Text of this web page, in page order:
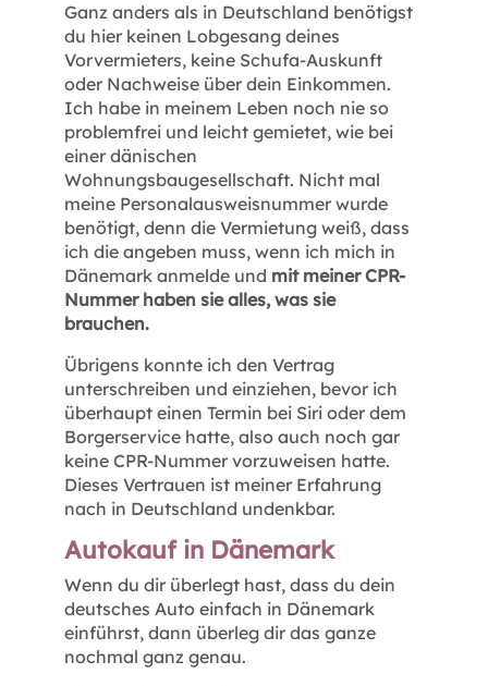
Ganz anders als in Deutschland benötigst
du hier keinen Lobgesang deines
Vorvermieters, keine Schufa-Auskunft
oder Nachweise über dein Einkommen.
Ich habe in meinem Leben noch nie so
problemfrei und leicht gemietet, wie bei
einer dänischen
Wohnungsbaugesellschaft. Nicht mal
meine Personalausweisnummer wurde
benötigt, denn die Vermietung weiß, dass
ich die angeben muss, wenn ich mich in
Dänemark anmelde und mit meiner CPR-
Nummer haben sie alles, was sie
brauchen.
Übrigens konnte ich den Vertrag
unterschreiben und einziehen, bevor ich
überhaupt einen Termin bei Siri oder dem
Borgerservice hatte, also auch noch gar
keine CPR-Nummer vorzuweisen hatte.
Dieses Vertrauen ist meiner Erfahrung
nach in Deutschland undenkbar.
Autokauf in Dänemark
Wenn du dir überlegt hast, dass du dein
deutsches Auto einfach in Dänemark
einführst, dann überleg dir das ganze
nochmal ganz genau.